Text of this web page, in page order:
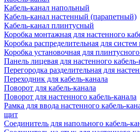
Кабель-канал напольный
Кабель-канал настенный (парапетный)
Кабель-канал плинтусный
Коробка монтажная для настенного
Коробка распределительная для систем
Коробка установочная для
Панель лицевая для настенного кабель-
Перегородка разделительная для
Переходник для кабель-канала
Поворот для кабель-канала
Поворот для настенного кабель-канала
Рамка для ввода настенного кабель-
щит
Соединитель для напольного кабель-